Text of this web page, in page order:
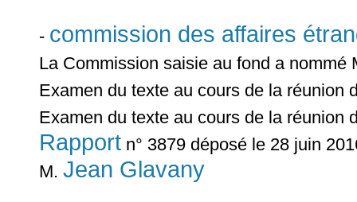
- commission des affaires
La Commission saisie au fond a nommé
Examen du texte au cours de la réunion
Examen du texte au cours de la réunion
Rapport n° 3879 déposé le 28 juin
M. Jean Glavany